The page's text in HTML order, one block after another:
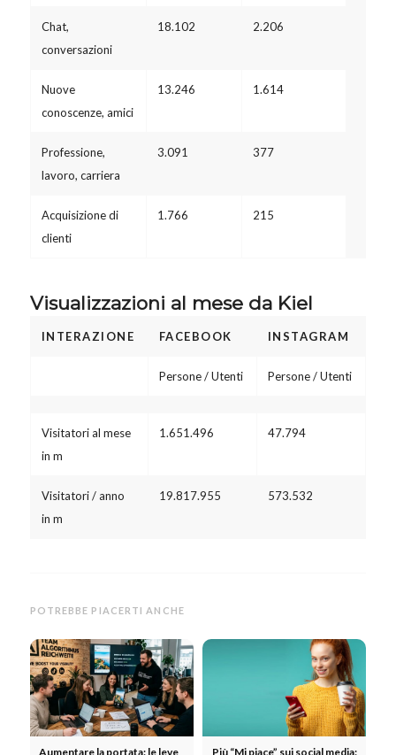
Chat,
conversazioni
18.102 2.206
Nuove
conoscenze, amici
13.246 1.614
Professione,
lavoro, carriera
3.091 377
Acquisizione di
clienti
1.766 215
Visualizzazioni al mese da Kiel
INTERAZIONE FACEBOOK INSTAGRAM
Persone / Utenti Persone / Utenti
Visitatori al mese
in m
1.651.496 47.794
Visitatori / anno
in m
19.817.955 573.532
POTREBBE PIACERTI ANCHE
Aumentare la portata: le leve Più “Mi piace” sui social media: